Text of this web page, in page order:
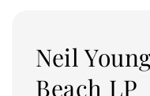
Neil
Beach LP